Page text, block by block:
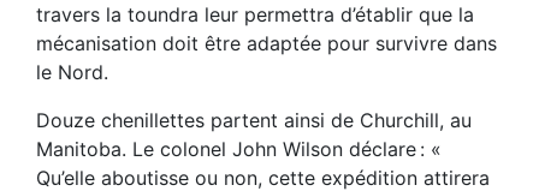
travers la toundra leur permettra d’établir que la
mécanisation doit être adaptée pour survivre dans
le Nord.
Douze chenillettes partent ainsi de Churchill, au
Manitoba. Le colonel John Wilson déclare : «
Qu’elle aboutisse ou non, cette expédition attirera